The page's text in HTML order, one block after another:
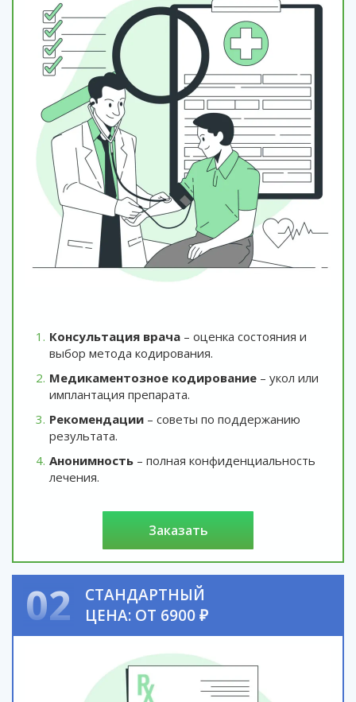
Консультация врача – оценка состояния и
выбор метода кодирования.
Медикаментозное кодирование – укол или
имплантация препарата.
Рекомендации – советы по поддержанию
результата.
Анонимность – полная конфиденциальность
лечения.
заказать
02
СТАНДАРТНЫЙ
ЦЕНА: ОТ 6900 ₽